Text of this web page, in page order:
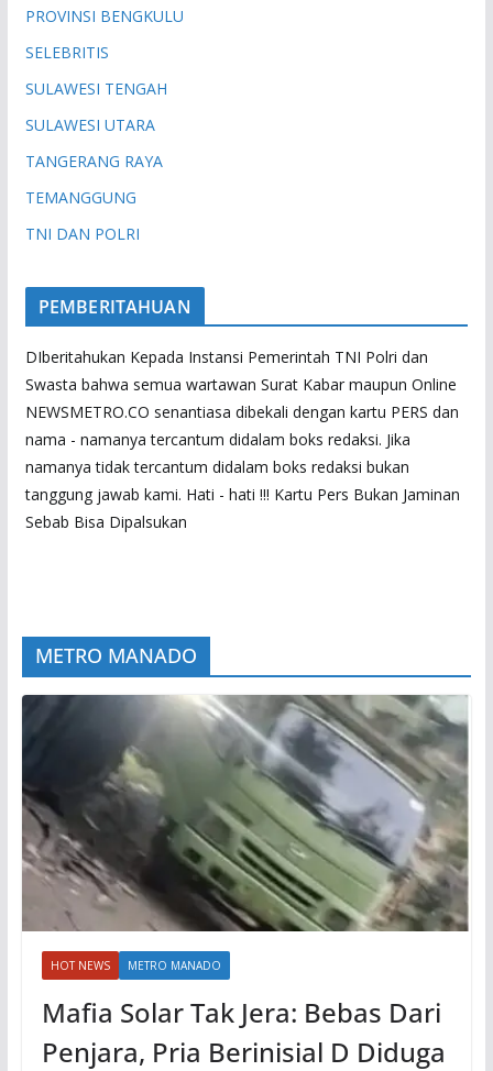
PROVINSI BENGKULU
SELEBRITIS
SULAWESI TENGAH
SULAWESI UTARA
TANGERANG RAYA
TEMANGGUNG
TNI DAN POLRI
PEMBERITAHUAN
DIberitahukan Kepada Instansi Pemerintah TNI Polri dan
Swasta bahwa semua wartawan Surat Kabar maupun Online
NEWSMETRO.CO senantiasa dibekali dengan kartu PERS dan
nama - namanya tercantum didalam boks redaksi. Jika
namanya tidak tercantum didalam boks redaksi bukan
tanggung jawab kami. Hati - hati !!! Kartu Pers Bukan Jaminan
Sebab Bisa Dipalsukan
METRO MANADO
HOT NEWS METRO MANADO
Mafia Solar Tak Jera: Bebas Dari
Penjara, Pria Berinisial D Diduga